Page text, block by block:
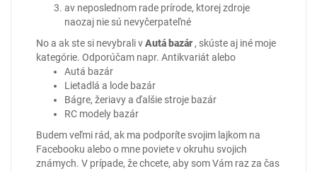
av neposlednom rade prírode, ktorej zdroje
naozaj nie sú nevyčerpateľné
No a ak ste si nevybrali vAutá bazár , skúste aj iné moje
kategórie. Odporúčam napr. Antikvariát alebo
Autá bazár
Lietadlá a lode bazár
Bágre, žeriavy a ďalšie stroje bazár
RC modely bazár
Budem veľmi rád, ak ma podporíte svojim lajkom na
Facebooku alebo o mne poviete v okruhu svojich
známych. V prípade, že chcete, aby som Vám raz za čas